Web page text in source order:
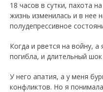
18 часов в сутки, пахота
жизнь изменилась и в нее
полудепрессивное
Когда и рвется на войну,
погибла, и длительный
У него апатия, а у меня
конфликтов. Но я